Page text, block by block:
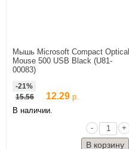
Мышь Microsoft Compact Optical
Mouse 500 USB Black (U81-
00083)
-21%
15.56
12.29 р.
В наличии.
-
+